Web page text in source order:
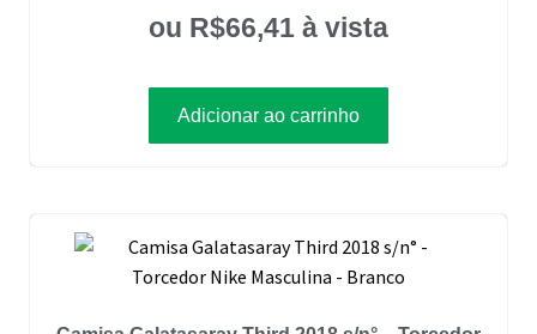
ou R$66,41 à vista
Adicionar ao carrinho